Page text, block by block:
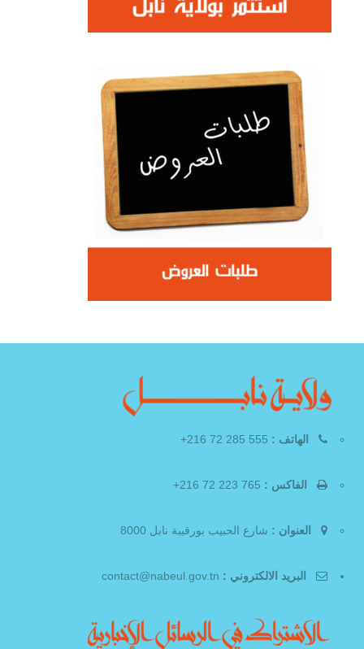
الهاتف :
الفاكس :
العنوان : شارع الحبيب بورقيبة نابل 8000
البريد الالكتروني :